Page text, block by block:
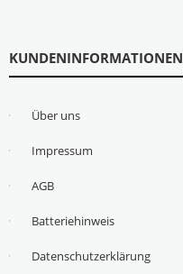
KUNDENINFORMATIONEN
Über uns
Impressum
AGB
Batteriehinweis
Datenschutzerklärung